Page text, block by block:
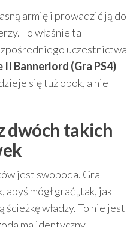
armię i prowadzić ją do
To właśnie ta
uczestnictwa
Bannerlord (Gra PS4)
się tuż obok, a nie
dwóch takich
jest swoboda. Gra
mógł grać „tak, jak
ścieżkę władzy. To nie jest